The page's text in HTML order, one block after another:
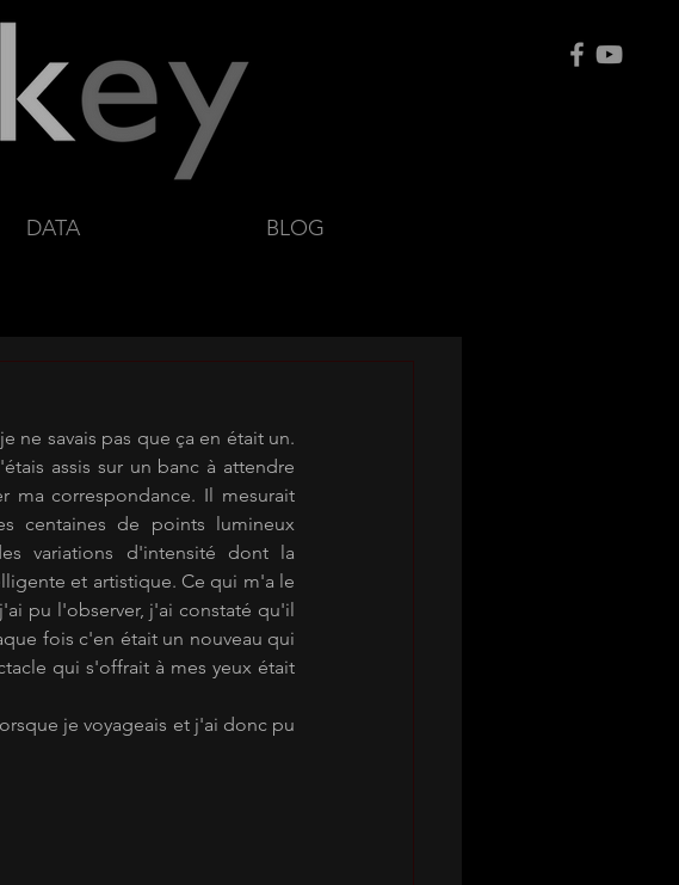
DATA BLOG
ne savais pas que ça en était un.
assis sur un banc à attendre
ma correspondance. Il mesurait
centaines de points lumineux
variations d'intensité dont la
et artistique. Ce qui m'a le
pu l'observer, j'ai constaté qu'il
fois c'en était un nouveau qui
qui s'offrait à mes yeux était
je voyageais et j'ai donc pu